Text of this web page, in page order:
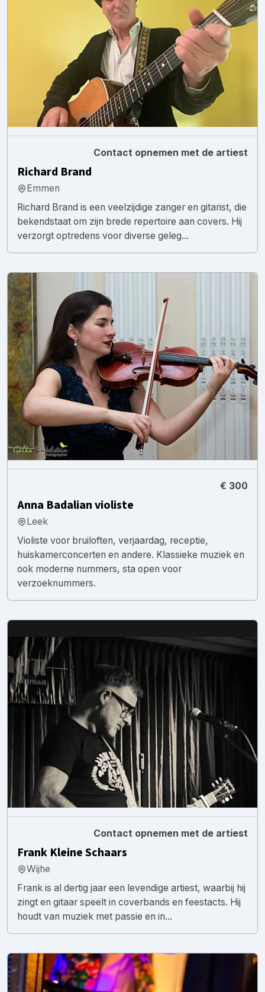
Contact opnemen met de artiest
Richard Brand
Emmen
Richard Brand is een veelzijdige zanger en gitarist, die
bekendstaat om zijn brede repertoire aan covers. Hij
verzorgt optredens voor diverse geleg...
€ 300
Anna Badalian violiste
Leek
Violiste voor bruiloften, verjaardag, receptie,
huiskamerconcerten en andere. Klassieke muziek en
ook moderne nummers, sta open voor
verzoeknummers.
Contact opnemen met de artiest
Frank Kleine Schaars
Wijhe
Frank is al dertig jaar een levendige artiest, waarbij hij
zingt en gitaar speelt in coverbands en feestacts. Hij
houdt van muziek met passie en in...